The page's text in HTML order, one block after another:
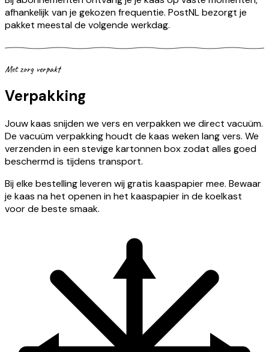
afhankelijk van je gekozen frequentie. PostNL bezorgt je
pakket meestal de volgende werkdag.
Met zorg verpakt
Verpakking
Jouw kaas snijden we vers en verpakken we direct vacuüm.
De vacuüm verpakking houdt de kaas weken lang vers. We
verzenden in een stevige kartonnen box zodat alles goed
beschermd is tijdens transport.
Bij elke bestelling leveren wij gratis kaaspapier mee. Bewaar
je kaas na het openen in het kaaspapier in de koelkast
voor de beste smaak.